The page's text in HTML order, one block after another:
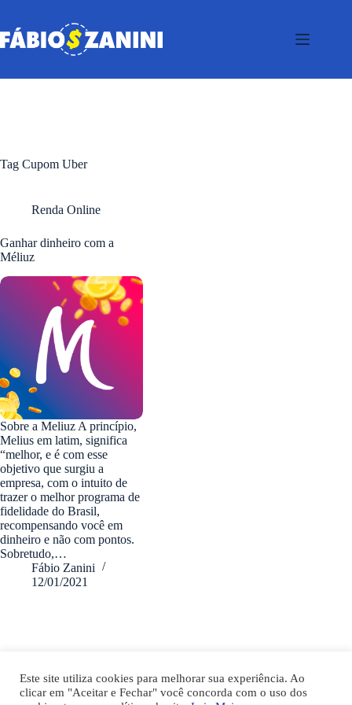
o
conteúdo
Tag Cupom Uber
Renda Online
Ganhar dinheiro com a
Méliuz
Sobre a Meliuz A princípio,
Melius em latim, significa
“melhor, e é com esse
objetivo que surgiu a
empresa, com o intuito de
trazer o melhor programa de
fidelidade do Brasil,
recompensando você em
dinheiro e não com pontos.
Sobretudo,…
Fábio Zanini
12/01/2021
Este site utiliza cookies para melhorar sua experiência. Ao
clicar em "Aceitar e Fechar" você concorda com o uso dos